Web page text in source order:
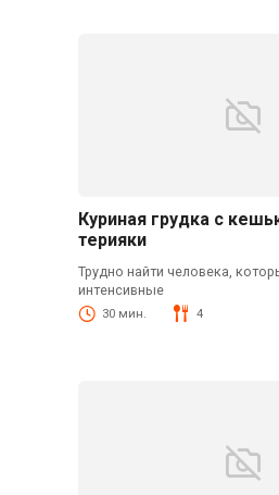
Куриная грудка с
терияки
Трудно найти человека,
интенсивные
30 мин. 4